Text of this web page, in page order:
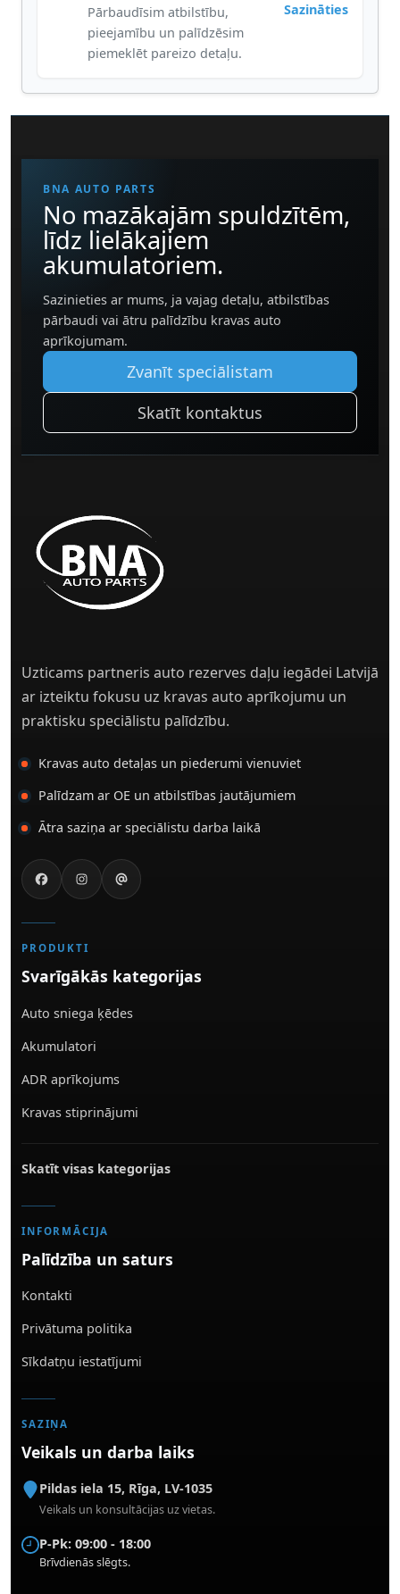
Pārbaudīsim atbilstību,
pieejamību un palīdzēsim
piemeklēt pareizo detaļu.
Sazināties
BNA AUTO PARTS
No mazākajām spuldzītēm,
līdz lielākajiem
akumulatoriem.
Sazinieties ar mums, ja vajag detaļu, atbilstības
pārbaudi vai ātru palīdzību kravas auto
aprīkojumam.
Zvanīt speciālistam
Skatīt kontaktus
Uzticams partneris auto rezerves daļu iegādei Latvijā
ar izteiktu fokusu uz kravas auto aprīkojumu un
praktisku speciālistu palīdzību.
Kravas auto detaļas un piederumi vienuviet
Palīdzam ar OE un atbilstības jautājumiem
Ātra saziņa ar speciālistu darba laikā
PRODUKTI
Svarīgākās kategorijas
Auto sniega ķēdes
Akumulatori
ADR aprīkojums
Kravas stiprinājumi
Skatīt visas kategorijas
INFORMĀCIJA
Palīdzība un saturs
Kontakti
Privātuma politika
Sīkdatņu iestatījumi
SAZIŅA
Veikals un darba laiks
Pildas iela 15, Rīga, LV-1035
Veikals un konsultācijas uz vietas.
P-Pk: 09:00 - 18:00
Brīvdienās slēgts.